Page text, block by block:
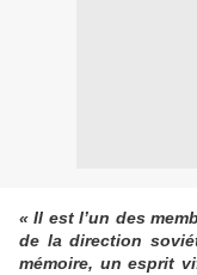
« Il est l’un des
de la direction
mémoire, un esprit